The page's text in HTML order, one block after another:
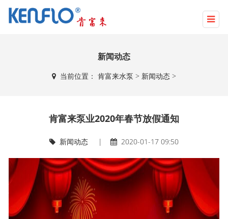
新闻动态
当前位置： 肯富来水泵 > 新闻动态>
肯富来泵业2020年春节放假通知
新闻动态| 2020-01-17 09:50